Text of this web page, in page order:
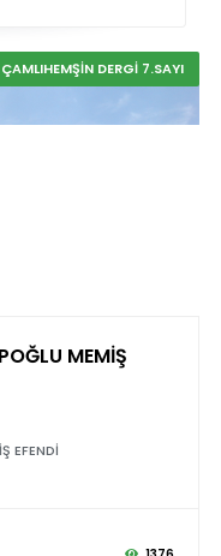
ÇAMLIHEMŞİN DERGİ 7.SAYI
MEMİŞ
EFENDİ